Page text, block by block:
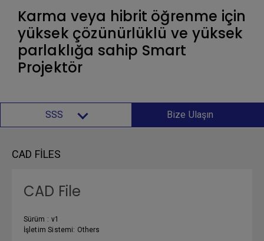
Karma veya hibrit öğrenme için
yüksek çözünürlüklü ve yüksek
parlaklığa sahip Smart
Projektör
SSS Bize Ulaşın
CAD FILES
CAD File
Sürüm : v1
İşletim Sistemi: Others